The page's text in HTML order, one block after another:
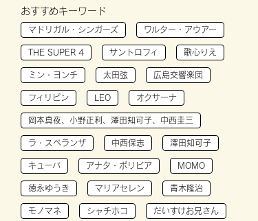
おすすめキーワード
マドリガル・シンガーズ ワルター・アウアー
THE SUPER 4 サントロフィ 歌心りえ
ミン・ヨンチ 太田弦 広島交響楽団
フィリピン LEO オクサーナ
岡本真夜、小野正利、澤田知可子、中西圭三
ラ・スペランザ 中西保志 澤田知可子
キューバ アナタ・ボリビア MOMO
徳永ゆうき マリアセレン 青木隆治
モノマネ シャチホコ だいすけお兄さん